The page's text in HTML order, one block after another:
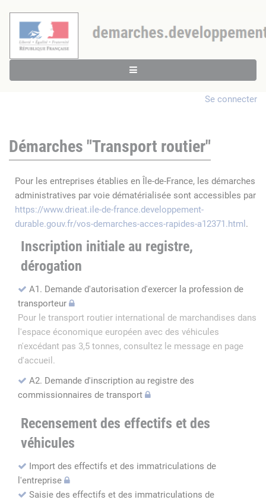
Se connecter
Démarches "Transport routier"
Pour les entreprises établies en Île-de-France, les démarches
administratives par voie dématérialisée sont accessibles par
https://www.drieat.ile-de-france.developpement-
durable.gouv.fr/vos-demarches-acces-rapides-a12371.html .
Inscription initiale au registre,
dérogation
A1. Demande d'autorisation d'exercer la profession de
transporteur
Pour le transport routier international de marchandises dans
l'espace économique européen avec des véhicules
n'excédant pas 3,5 tonnes, consultez le message en page
d'accueil.
A2. Demande d'inscription au registre des
commissionnaires de transport
Recensement des effectifs et des
véhicules
Import des effectifs et des immatriculations de
l'entreprise
Saisie des effectifs et des immatriculations de